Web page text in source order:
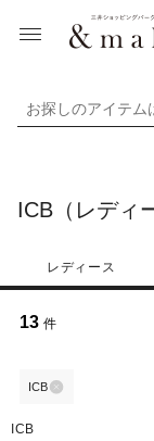
お探しのアイテム
ICB（レディ
レディース
13 件
ICB
ICB